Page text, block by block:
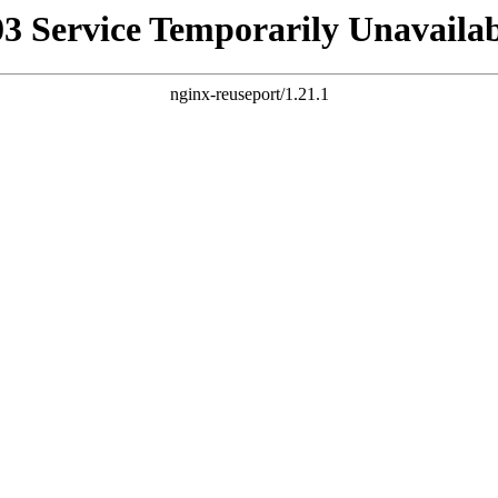
Service Temporarily
nginx-reuseport/1.21.1